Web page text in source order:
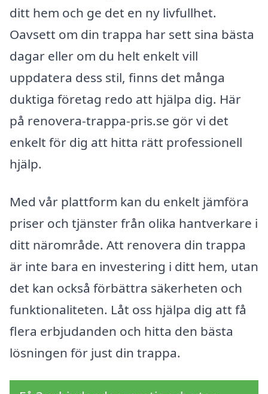
ditt hem och ge det en ny livfullhet.
Oavsett om din trappa har sett sina bästa
dagar eller om du helt enkelt vill
uppdatera dess stil, finns det många
duktiga företag redo att hjälpa dig. Här
på renovera-trappa-pris.se gör vi det
enkelt för dig att hitta rätt professionell
hjälp.
Med vår plattform kan du enkelt jämföra
priser och tjänster från olika hantverkare i
ditt närområde. Att renovera din trappa
är inte bara en investering i ditt hem, utan
det kan också förbättra säkerheten och
funktionaliteten. Låt oss hjälpa dig att få
flera erbjudanden och hitta den bästa
lösningen för just din trappa.